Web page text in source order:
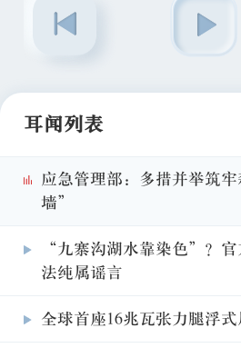
耳闻列表
应急管理部：多措并举筑
墙”
“九寨沟湖水靠染色”？
法纯属谣言
全球首座16兆瓦张力腿浮